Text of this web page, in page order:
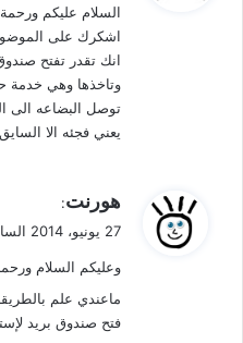
ل
السلام عليكم ورحمة
اشكرك على
انك تقدر تفتح
وتاخذها وهي خدمة
توصل البضاعه الى
يعني فجئه الا
ل
هورنت:
27 يونيو، 2014 الساعة 3:43 م
وعليكم السلام
ماعندي علم
فتح صندوق بريد